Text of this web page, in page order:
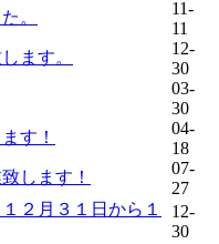
。
11-
11
ます。
12-
30
03-
30
す！
04-
18
します！
07-
27
月３１日から１
12-
30